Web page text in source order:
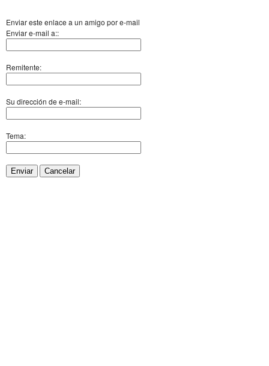
Enviar este enlace a un amigo por e-mail
Enviar e-mail a::
Remitente:
Su dirección de e-mail:
Tema:
Enviar Cancelar